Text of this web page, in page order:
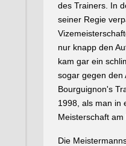
des Trainers. In
seiner Regie
nur knapp den
kam gar ein
sogar gegen den
Bourguignon's
1998, als man in
Meisterschaft
Die